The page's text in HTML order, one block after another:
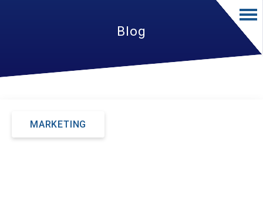
Blog
MARKETING